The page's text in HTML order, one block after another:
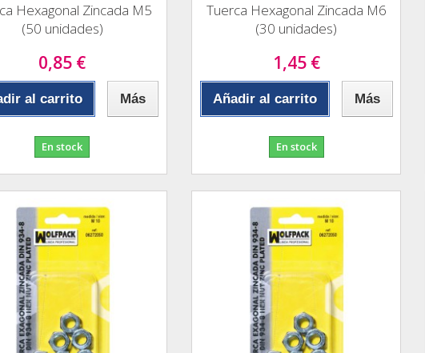
Hexagonal Zincada M5
(50 unidades)
0,85 €
al carrito Más
En stock
Tuerca Hexagonal Zincada M6
(30 unidades)
1,45 €
Añadir al carrito Más
En stock